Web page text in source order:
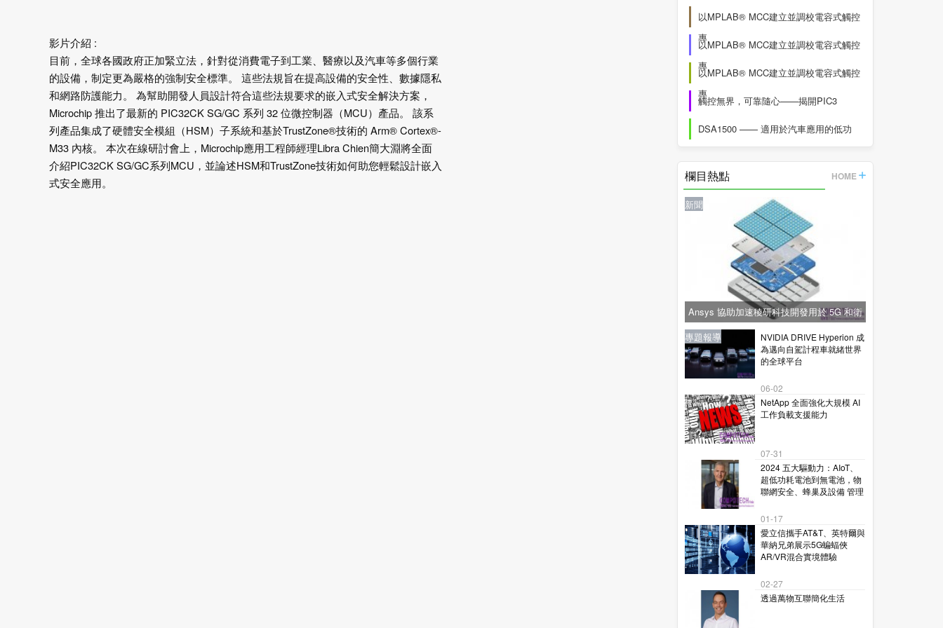
影片介紹 :
目前，全球各國政府正加緊立法，針對從消費電子到工業、醫療以及汽車等多個行業
的設備，制定更為嚴格的強制安全標準。 這些法規旨在提高設備的安全性、數據隱私
和網路防護能力。 為幫助開發人員設計符合這些法規要求的嵌入式安全解決方案，
Microchip 推出了最新的 PIC32CK SG/GC 系列 32 位微控制器（MCU）產品。 該系
列產品集成了硬體安全模組（HSM）子系統和基於TrustZone®技術的 Arm® Cortex®-
M33 內核。 本次在線研討會上，Microchip應用工程師經理Libra Chien簡大淵將全面
介紹PIC32CK SG/GC系列MCU，並論述HSM和TrustZone技術如何助您輕鬆設計嵌入
式安全應用。
以MPLAB® MCC建立並調校電容式觸控
專
以MPLAB® MCC建立並調校電容式觸控
專
以MPLAB® MCC建立並調校電容式觸控
專
觸控無界，可靠隨心——揭開PIC3
DSA1500 —— 適用於汽車應用的低功
欄目熱點 HOME
新聞
Ansys 協助加速稜研科技開發用於 5G 和衛
星通訊的下一代毫米波技術
新聞
NVIDIA DRIVE Hyperion 成
為邁向自駕計程車就緒世界
的全球平台
06-02
新聞
NetApp 全面強化大規模 AI
工作負載支援能力
07-31
專題報導
2024 五大驅動力：AIoT、
超低功耗電池到無電池，物
聯網安全、蜂巢及設備 管理
01-17
新聞
愛立信攜手AT&T、英特爾與
華納兄弟展示5G蝙蝠俠
AR/VR混合實境體驗
02-27
專題報導
透過萬物互聯簡化生活